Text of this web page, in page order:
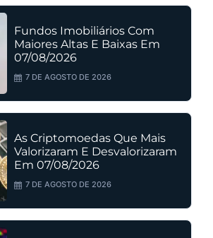
Fundos Imobiliários Com
Maiores Altas E Baixas Em
07/08/2026
7 DE AGOSTO DE 2026
As Criptomoedas Que Mais
Valorizaram E Desvalorizaram
Em 07/08/2026
7 DE AGOSTO DE 2026